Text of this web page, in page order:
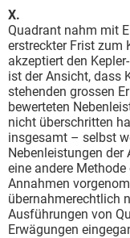
X.
Quadrant nahm mit
erstreckter Frist zum
akzeptiert den
ist der Ansicht, dass
stehenden grossen
bewerteten
nicht überschritten
insgesamt – selbst
Nebenleistungen der
eine andere
Annahmen
übernahmerechtlich
Ausführungen von
Erwägungen